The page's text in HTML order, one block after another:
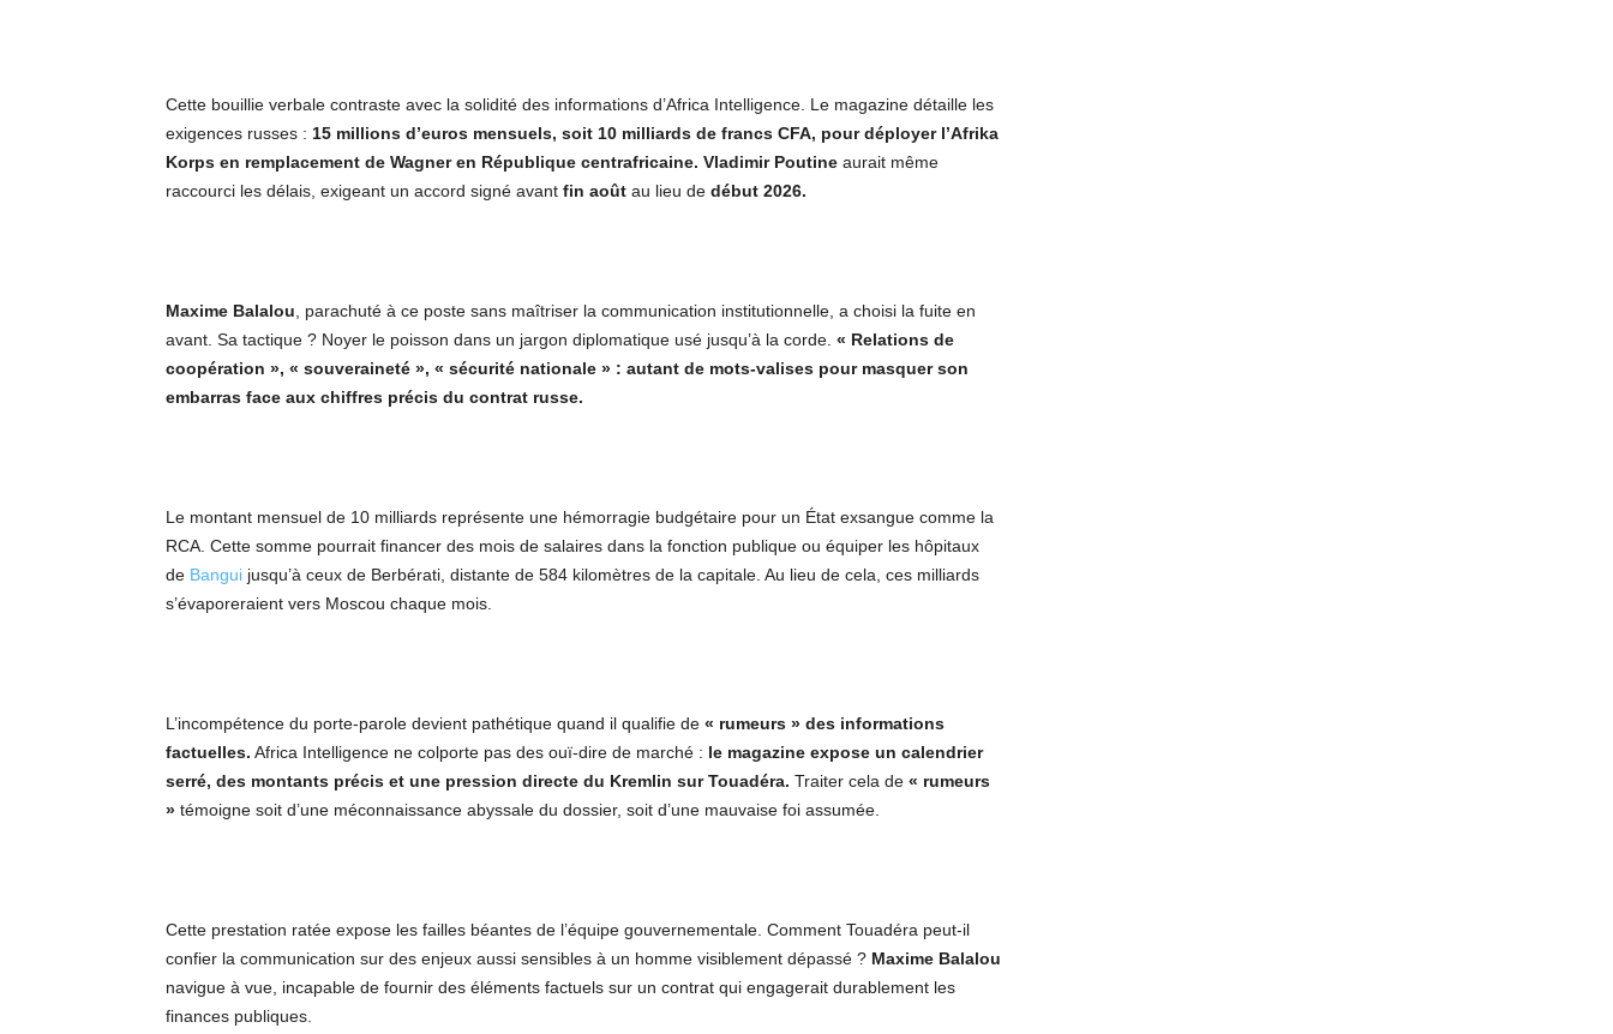
Cette bouillie verbale contraste avec la solidité des informations d’Africa Intelligence. Le magazine détaille les
exigences russes : 15 millions d’euros mensuels, soit 10 milliards de francs CFA, pour déployer l’Afrika
Korps en remplacement de Wagner en République centrafricaine. Vladimir Poutine aurait même
raccourci les délais, exigeant un accord signé avant fin août au lieu de début 2026.
Maxime Balalou , parachuté à ce poste sans maîtriser la communication institutionnelle, a choisi la fuite en
avant. Sa tactique ? Noyer le poisson dans un jargon diplomatique usé jusqu’à la corde. « Relations de
coopération », « souveraineté », « sécurité nationale » : autant de mots-valises pour masquer son
embarras face aux chiffres précis du contrat russe.
Le montant mensuel de 10 milliards représente une hémorragie budgétaire pour un État exsangue comme la
RCA. Cette somme pourrait financer des mois de salaires dans la fonction publique ou équiper les hôpitaux
de Bangui jusqu’à ceux de Berbérati, distante de 584 kilomètres de la capitale. Au lieu de cela, ces milliards
s’évaporeraient vers Moscou chaque mois.
L’incompétence du porte-parole devient pathétique quand il qualifie de « rumeurs » des informations
factuelles. Africa Intelligence ne colporte pas des ouï-dire de marché : le magazine expose un calendrier
serré, des montants précis et une pression directe du Kremlin sur Touadéra. Traiter cela de « rumeurs
» témoigne soit d’une méconnaissance abyssale du dossier, soit d’une mauvaise foi assumée.
Cette prestation ratée expose les failles béantes de l’équipe gouvernementale. Comment Touadéra peut-il
confier la communication sur des enjeux aussi sensibles à un homme visiblement dépassé ? Maxime Balalou
navigue à vue, incapable de fournir des éléments factuels sur un contrat qui engagerait durablement les
finances publiques.